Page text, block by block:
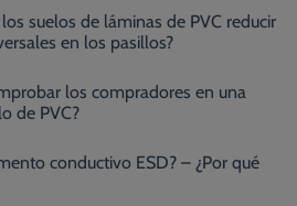
suelos de láminas de PVC reducir
en los pasillos?
los compradores en una
de PVC?
conductivo ESD? – ¿Por qué